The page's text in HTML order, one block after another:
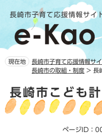
頭
で
飛
ば
文
長崎市子育て応援情報サイ
現在地 長崎市子育て応援情報サイ
長崎市の取組・制度 > 長
文長崎市こども
ページID：